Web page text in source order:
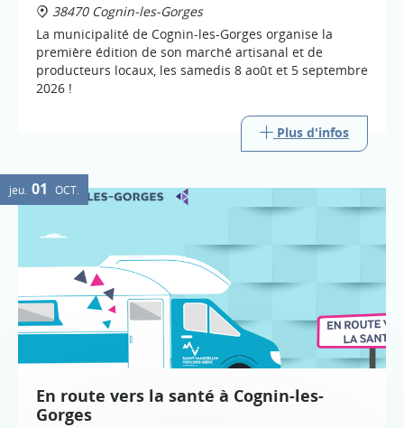
38470 Cognin-les-Gorges
La municipalité de Cognin-les-Gorges organise la
première édition de son marché artisanal et de
producteurs locaux, les samedis 8 août et 5 septembre
2026 !
Plus d'infos
jeu. 01 OCT.
En route vers la santé à Cognin-les-
Gorges